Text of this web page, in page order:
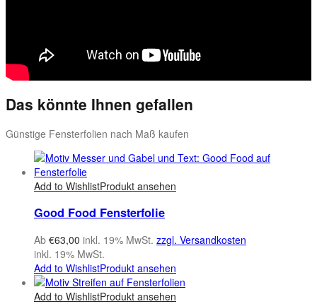
Das könnte Ihnen gefallen
Günstige Fensterfolien nach Maß kaufen
Add to WishlistProdukt ansehen
Good Food Fensterfolie
Ab €63,00 inkl. 19% MwSt. zzgl. Versandkosten
inkl. 19% MwSt.
Add to WishlistProdukt ansehen
Add to WishlistProdukt ansehen